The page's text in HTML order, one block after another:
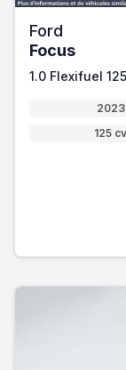
Ford
Focus
1.0 Flexifuel
2023
125 cv